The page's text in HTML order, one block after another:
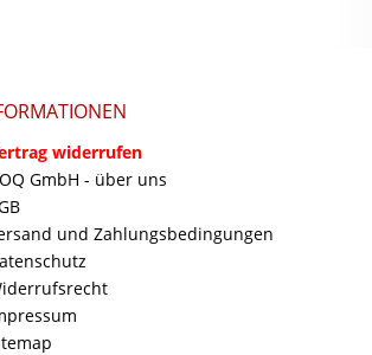
widerrufen
GmbH - über uns
und Zahlungsbedingungen